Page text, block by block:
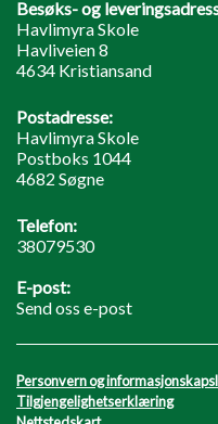
Besøks- og
Havlimyra Skole
Havliveien 8
4634 Kristiansand
Postadresse:
Havlimyra Skole
Postboks 1044
4682 Søgne
Telefon:
38079530
E-post:
Send oss e-post
Personvern og
Tilgjengelighetserklæring